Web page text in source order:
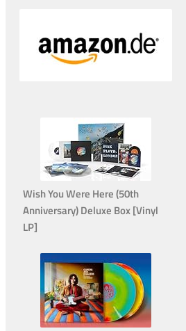
Wish You Were Here (50th
Anniversary) Deluxe Box [Vinyl
LP]